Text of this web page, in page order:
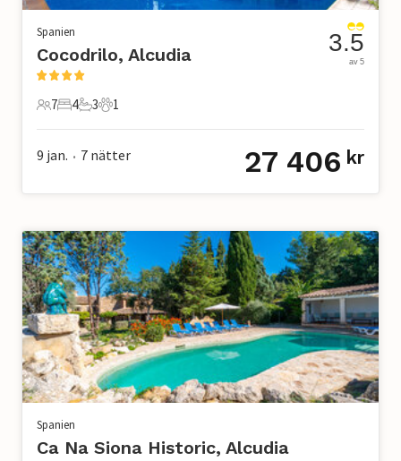
Spanien
Cocodrilo, Alcudia
7 Gäster
7
4 Sovrum
4
3 Badrum
3
1 Husdjur
1
3.5
av 5
9 jan. • 7 nätter 27 406 kr
Spanien
Ca Na Siona Historic, Alcudia